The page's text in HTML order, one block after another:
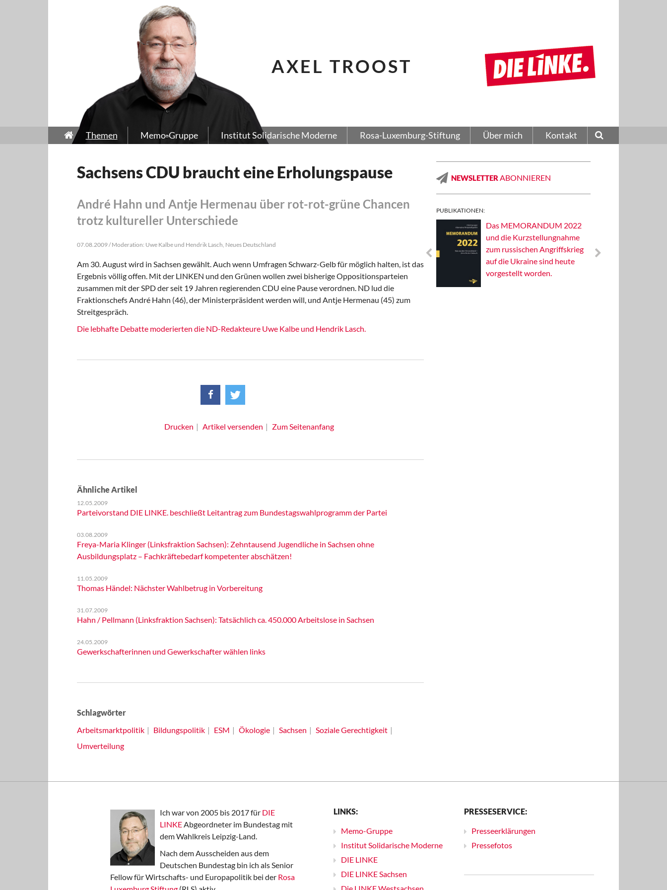
AXEL TROOST
Themen Memo-Gruppe Institut Solidarische Moderne Rosa-Luxemburg-Stiftung Über mich Kontakt
Sachsens CDU braucht eine Erholungspause
André Hahn und Antje Hermenau über rot-rot-grüne Chancen
trotz kultureller Unterschiede
07.08.2009 / Moderation: Uwe Kalbe und Hendrik Lasch, Neues Deutschland
Am 30. August wird in Sachsen gewählt. Auch wenn Umfragen Schwarz-Gelb für möglich halten, ist das
Ergebnis völlig offen. Mit der LINKEN und den Grünen wollen zwei bisherige Oppositionsparteien
zusammen mit der SPD der seit 19 Jahren regierenden CDU eine Pause verordnen. ND lud die
Fraktionschefs André Hahn (46), der Ministerpräsident werden will, und Antje Hermenau (45) zum
Streitgespräch.
Die lebhafte Debatte moderierten die ND-Redakteure Uwe Kalbe und Hendrik Lasch.
Drucken Artikel versenden Zum Seitenanfang
Ähnliche Artikel
12.05.2009
Parteivorstand DIE LINKE. beschließt Leitantrag zum Bundestagswahlprogramm der Partei
03.08.2009
Freya-Maria Klinger (Linksfraktion Sachsen): Zehntausend Jugendliche in Sachsen ohne
Ausbildungsplatz – Fachkräftebedarf kompetenter abschätzen!
11.05.2009
Thomas Händel: Nächster Wahlbetrug in Vorbereitung
31.07.2009
Hahn / Pellmann (Linksfraktion Sachsen): Tatsächlich ca. 450.000 Arbeitslose in Sachsen
24.05.2009
Gewerkschafterinnen und Gewerkschafter wählen links
Schlagwörter
Arbeitsmarktpolitik
Bildungspolitik ESM Ökologie Sachsen
Soziale Gerechtigkeit
Umverteilung
NEWSLETTER ABONNIEREN
PUBLIKATIONEN:
Das MEMORANDUM 2022
und die Kurzstellungnahme
zum russischen Angriffskrieg
auf die Ukraine sind heute
vorgestellt worden.
Ich war von 2005 bis 2017 für DIE
LINKEAbgeordneter im Bundestag mit
dem Wahlkreis Leipzig-Land.
Nach dem Ausscheiden aus dem
Deutschen Bundestag bin ich als Senior
Fellow für Wirtschafts- und Europapolitik bei der Rosa
LINKS:
Memo-Gruppe
Institut Solidarische Moderne
DIE LINKE
DIE LINKE Sachsen
PRESSESERVICE:
Presseerklärungen
Pressefotos